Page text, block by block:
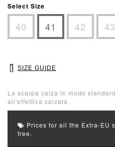
Select Size
40 41 42 43
SIZE GUIDE
La scarpa calza in modo
all'effettiva calzata.
Prices for all the Extra-EU
free.